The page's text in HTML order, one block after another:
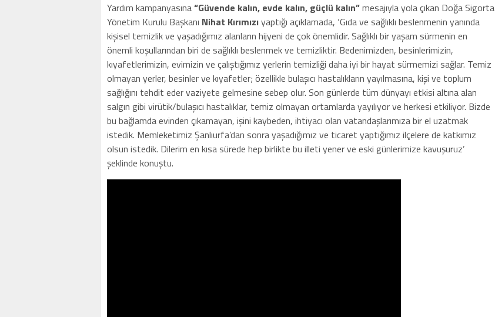
Yardım kampanyasına“Güvende kalın, evde kalın, güçlü kalın”mesajıyla yola çıkan Doğa Sigorta
Yönetim Kurulu Başkanı Nihat Kırımızıyaptığı açıklamada, ‘Gıda ve sağlıklı beslenmenin yanında
kişisel temizlik ve yaşadığımız alanların hijyeni de çok önemlidir. Sağlıklı bir yaşam sürmenin en
önemli koşullarından biri de sağlıklı beslenmek ve temizliktir. Bedenimizden, besinlerimizin,
kıyafetlerimizin, evimizin ve çalıştığımız yerlerin temizliği daha iyi bir hayat sürmemizi sağlar. Temiz
olmayan yerler, besinler ve kıyafetler; özellikle bulaşıcı hastalıkların yayılmasına, kişi ve toplum
sağlığını tehdit eder vaziyete gelmesine sebep olur. Son günlerde tüm dünyayı etkisi altına alan
salgın gibi virütik/bulaşıcı hastalıklar, temiz olmayan ortamlarda yayılıyor ve herkesi etkiliyor. Bizde
bu bağlamda evinden çıkamayan, işini kaybeden, ihtiyacı olan vatandaşlarımıza bir el uzatmak
istedik. Memleketimiz Şanlıurfa’dan sonra yaşadığımız ve ticaret yaptığımız ilçelere de katkımız
olsun istedik. Dilerim en kısa sürede hep birlikte bu illeti yener ve eski günlerimize kavuşuruz’
şeklinde konuştu.